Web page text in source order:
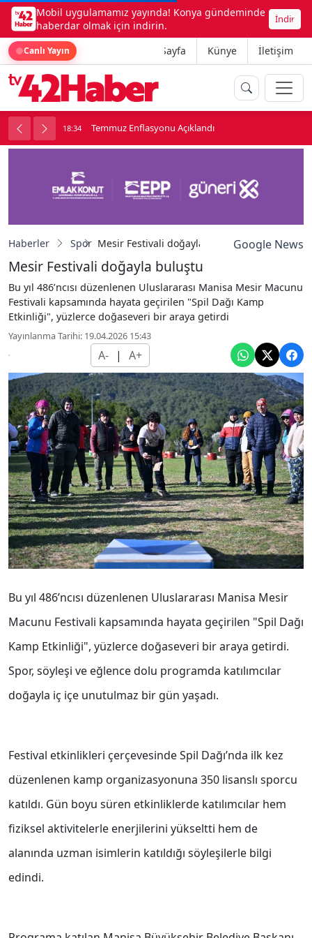
Mobil uygulamamız yayında! Konya gündeminde
haberdar olmak için indirin.
İndir
Canlı Yayın Ana Sayfa Künye İletişim
18:34 Temmuz Enflasyonu Açıklandı
Haberler Spor Mesir Festivali doğayla buluştuGoogle News
Mesir Festivali doğayla buluştu
Bu yıl 486’ncısı düzenlenen Uluslararası Manisa Mesir Macunu
Festivali kapsamında hayata geçirilen "Spil Dağı Kamp
Etkinliği", yüzlerce doğaseveri bir araya getirdi
Yayınlanma Tarihi: 19.04.2026 15:43
A- | A+
Bu yıl 486’ncısı düzenlenen Uluslararası Manisa Mesir
Macunu Festivali kapsamında hayata geçirilen "Spil Dağı
Kamp Etkinliği", yüzlerce doğaseveri bir araya getirdi.
Spor, söyleşi ve eğlence dolu programda katılımcılar
doğayla iç içe unutulmaz bir gün yaşadı.
Festival etkinlikleri çerçevesinde Spil Dağı’nda ilk kez
düzenlenen kamp organizasyonuna 350 lisanslı sporcu
katıldı. Gün boyu süren etkinliklerde katılımcılar hem
fiziksel aktivitelerle enerjilerini yükseltti hem de
alanında uzman isimlerin katıldığı söyleşilerle bilgi
edindi.